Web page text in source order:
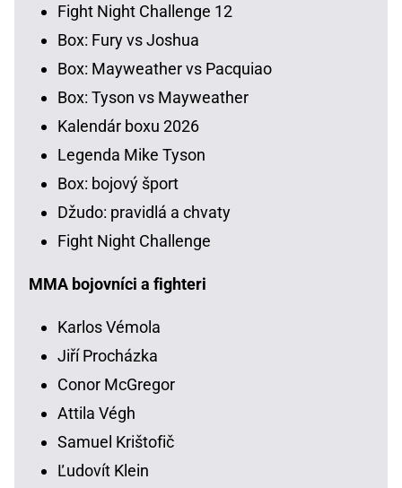
Fight Night Challenge 12
Box: Fury vs Joshua
Box: Mayweather vs Pacquiao
Box: Tyson vs Mayweather
Kalendár boxu 2026
Legenda Mike Tyson
Box: bojový šport
Džudo: pravidlá a chvaty
Fight Night Challenge
MMA bojovníci a fighteri
Karlos Vémola
Jiří Procházka
Conor McGregor
Attila Végh
Samuel Krištofič
Ľudovít Klein